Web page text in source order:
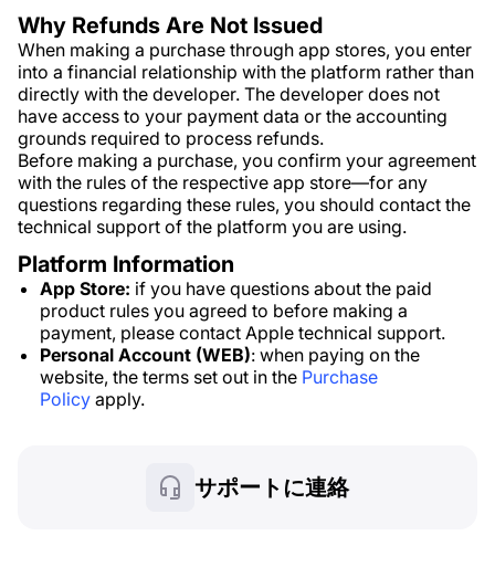
Why Refunds Are Not Issued
When making a purchase through app stores, you enter
into a financial relationship with the platform rather than
directly with the developer. The developer does not
have access to your payment data or the accounting
grounds required to process refunds.
Before making a purchase, you confirm your agreement
with the rules of the respective app store—for any
questions regarding these rules, you should contact the
technical support of the platform you are using.
Platform Information
App Store: if you have questions about the paid
product rules you agreed to before making a
payment, please contact Apple technical support.
Personal Account (WEB): when paying on the
website, the terms set out in the Purchase
Policy apply.
サポートに連絡